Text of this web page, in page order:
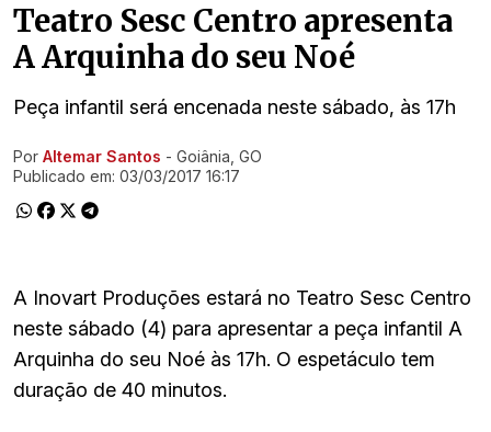
Teatro Sesc Centro apresenta
A Arquinha do seu Noé
Peça infantil será encenada neste sábado, às 17h
Ir direto pra matéria
Por Altemar Santos - Goiânia, GO
Publicado em: 03/03/2017 16:17
A Inovart Produções estará no Teatro Sesc Centro
neste sábado (4) para apresentar a peça infantil A
Arquinha do seu Noé às 17h. O espetáculo tem
duração de 40 minutos.